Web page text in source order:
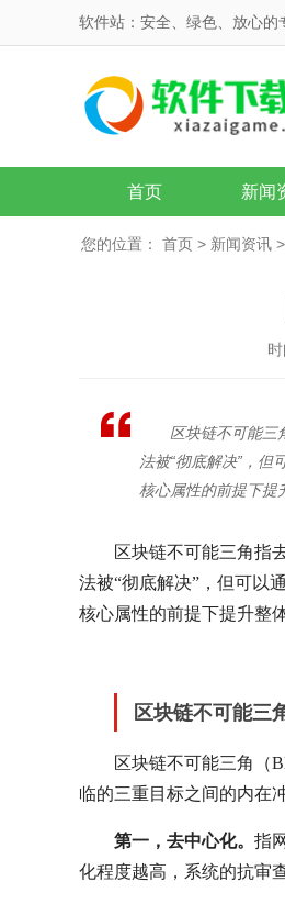
软件站：安全、绿色、放心的
首页 新闻
您的位置： 首页 > 新闻资讯 >
区块链不可能三
法被“彻底解决”，
核心属性的前提下提
区块链不可能三角指
法被“彻底解决”，但可以
核心属性的前提下提升整
区块链不可能三
区块链不可能三角（
临的三重目标之间的内在
第一，去中心化。 指
化程度越高，系统的抗审